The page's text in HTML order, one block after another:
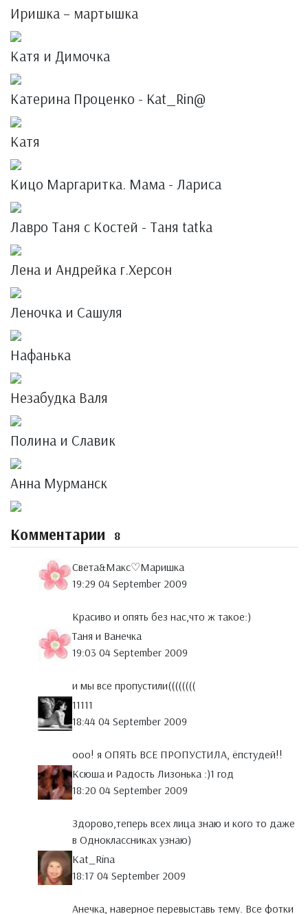
Иришка – мартышка
Катя и Димочка
Катерина Проценко - Kat_Rin@
Катя
Кицо Маргаритка. Мама - Лариса
Лавро Таня с Костей - Таня tatka
Лена и Андрейка г.Херсон
Леночка и Сашуля
Нафанька
Незабудка Валя
Полина и Славик
Анна Мурманск
Комментарии 8
Света&Макс♡Маришка
19:29 04 September 2009
Красиво и опять без нас,что ж такое:)
Таня и Ванечка
19:03 04 September 2009
и мы все пропустили((((((((
11111
18:44 04 September 2009
ооо! я ОПЯТЬ ВСЕ ПРОПУСТИЛА, ёпстудей!!
Ксюша и Радость Лизонька :)1 год
18:20 04 September 2009
Здорово,теперь всех лица знаю и кого то даже
в Одноклассниках узнаю)
Kat_Rina
18:17 04 September 2009
Анечка, наверное перевыставь тему. Все фотки